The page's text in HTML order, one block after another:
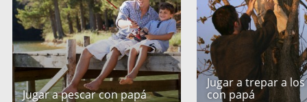
Jugar a pescar con papá
Jugar a trepar a
con papá